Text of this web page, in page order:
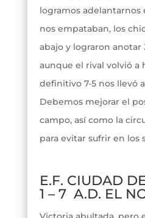
logramos adelantarnos
nos empataban, los
abajo y lograron anotar
aunque el rival volvió a
definitivo 7-5 nos llevó
Debemos mejorar el
campo, así como la
para evitar sufrir en los
E.F. CIUDAD
1 – 7 A.D. EL